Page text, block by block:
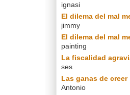
ignasi
El dilema del mal
jimmy
El dilema del mal
painting
La fiscalidad
ses
Las ganas de creer
Antonio